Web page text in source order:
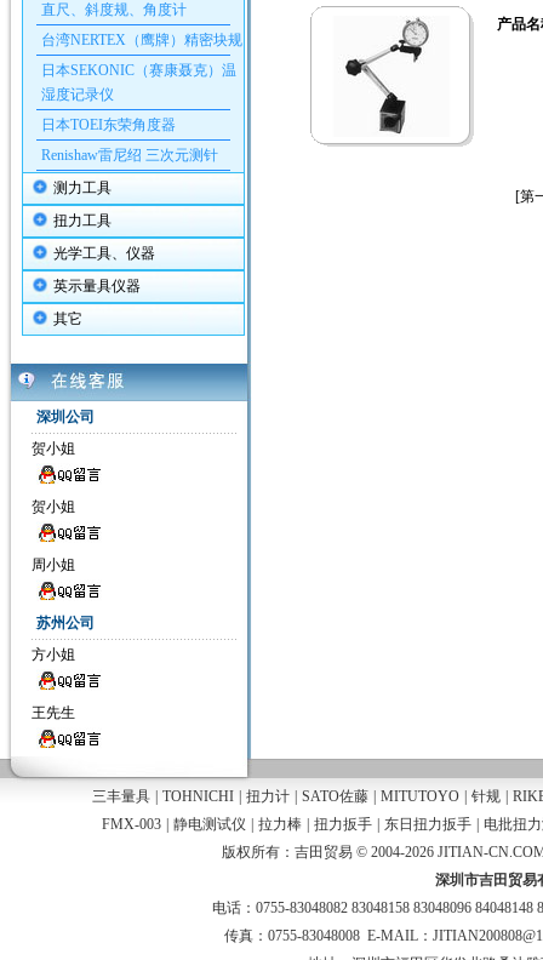
直尺、斜度规、角度计
台湾NERTEX（鹰牌）精密块规
日本SEKONIC（赛康聂克）温
湿度记录仪
日本TOEI东荣角度器
Renishaw雷尼绍 三次元测针
测力工具
扭力工具
光学工具、仪器
英示量具仪器
其它
深圳公司
贺小姐
贺小姐
周小姐
苏州公司
方小姐
王先生
产品
[第
三丰量具 TOHNICHI 扭力计 SATO佐藤 MITUTOYO 针规
FMX-003
静电测试仪 拉力棒 扭力扳手 东日扭力扳手
电批扭
版权所有：吉田贸易 © 2004-2026 JITIAN-
深圳市吉田贸易
电话：0755-83048082 83048158 83048096 84048148
传真：0755-83048008 E-MAIL：